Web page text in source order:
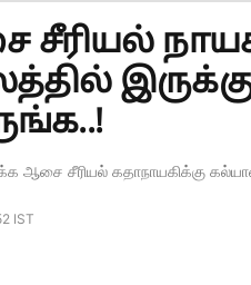
சீரியல்
ஆசை சீரியல் கதாநாயகிக்கு
IST